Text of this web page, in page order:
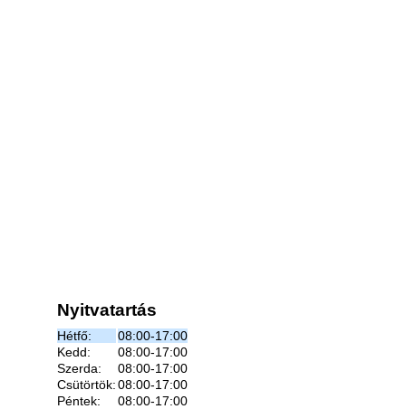
Nyitvatartás
Hétfő:
08:00-17:00
Kedd:
08:00-17:00
Szerda:
08:00-17:00
Csütörtök:08:00-17:00
Péntek:
08:00-17:00